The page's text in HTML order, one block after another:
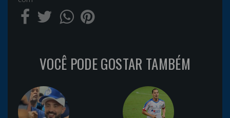
VOCÊ PODE GOSTAR TAMBÉM